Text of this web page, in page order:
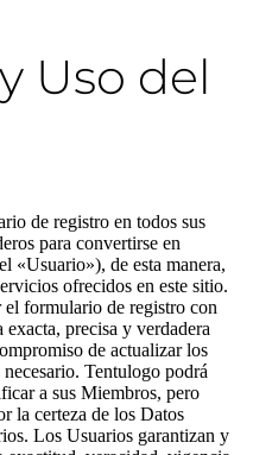
Uso del
de registro en todos sus
para convertirse en
«Usuario»), de esta manera,
ofrecidos en este sitio.
formulario de registro con
precisa y verdadera
de actualizar los
Tentulogo podrá
a sus Miembros, pero
la certeza de los Datos
Los Usuarios garantizan y